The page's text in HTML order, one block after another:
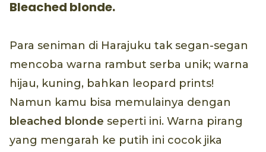
Bleached blonde.
Para seniman di Harajuku tak segan-segan
mencoba warna rambut serba unik; warna
hijau, kuning, bahkan leopard prints!
Namun kamu bisa memulainya dengan
bleached blonde seperti ini. Warna pirang
yang mengarah ke putih ini cocok jika